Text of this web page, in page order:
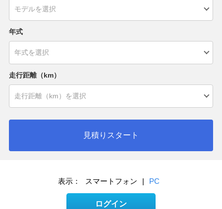
年式
走行距離（km）
見積りスタート
表示： スマートフォン | PC
ログイン